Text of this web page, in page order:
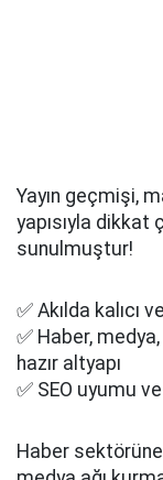
Yayın geçmişi,
yapısıyla
sunulmuştur!
✅ Akılda kalıcı
✅ Haber,
hazır altyapı
✅ SEO uyumu
Haber sektörüne